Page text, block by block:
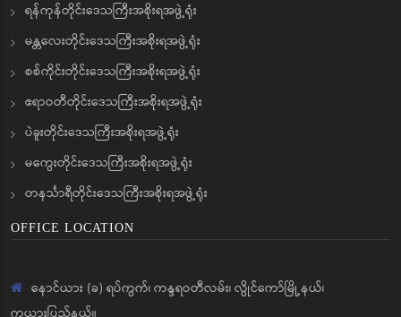
ရန်ကုန်တိုင်းဒေသကြီးအစိုးရအဖွဲ့ရုံး
မန္တလေးတိုင်းဒေသကြီးအစိုးရအဖွဲ့ရုံး
စစ်ကိုင်းတိုင်းဒေသကြီးအစိုးရအဖွဲ့ရုံး
ဧရာဝတီတိုင်းဒေသကြီးအစိုးရအဖွဲ့ရုံး
ပဲခူးတိုင်းဒေသကြီးအစိုးရအဖွဲ့ရုံး
မကွေးတိုင်းဒေသကြီးအစိုးရအဖွဲ့ရုံး
တနင်္သာရီတိုင်းဒေသကြီးအစိုးရအဖွဲ့ရုံး
OFFICE LOCATION
နောင်ယား (ခ) ရပ်ကွက်၊ ကန္ဒရဝတီလမ်း၊ လွိုင်ကော်မြို့နယ်၊